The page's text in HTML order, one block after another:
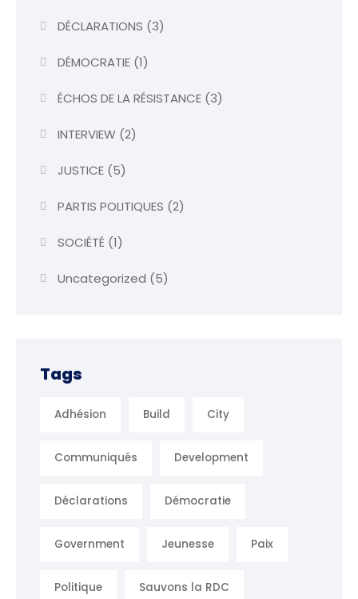
DÉCLARATIONS (3)
DÉMOCRATIE(1)
ÉCHOS DE LA RÉSISTANCE(3)
INTERVIEW (2)
JUSTICE(5)
PARTIS POLITIQUES (2)
SOCIÉTÉ(1)
Uncategorized (5)
Tags
Adhésion Build City
Communiqués Development
Déclarations Démocratie
Government Jeunesse Paix
Politique Sauvons la RDC